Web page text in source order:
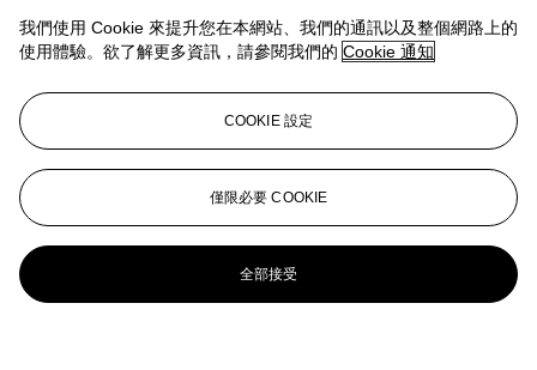
我們使用 Cookie 來提升您在本網站、我們的通訊以及整個網路上的
使用體驗。欲了解更多資訊，請參閱我們的 Cookie 通知
COOKIE 設定
僅限必要 COOKIE
全部接受